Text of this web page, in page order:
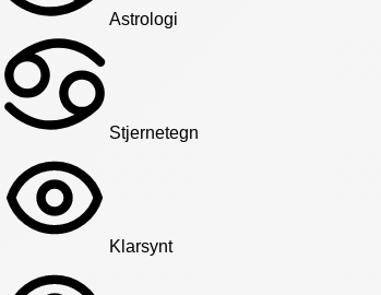
Astrologi
Stjernetegn
Klarsynt